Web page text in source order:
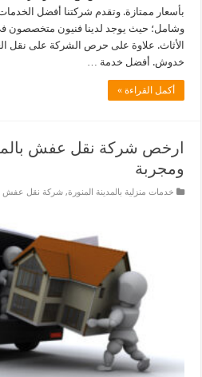
بأسعار ممتازة. وتقدم شركتنا أفضل
وشامل؛ حيث يوجد لدينا فنيون
الأثاث. علاوة على حرص الشركة على نقل
خدوش. أفضل خدمة …
أكمل القراءة »
ارخص شركة نقل عفش
ومجربة
خدمات منزلية بالمدينة المنورة,شركة نقل عفش